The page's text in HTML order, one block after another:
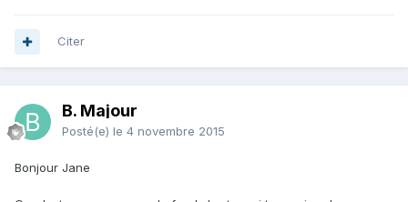
Citer
B. Majour
Posté(e) le 4 novembre 2015
Bonjour Jane